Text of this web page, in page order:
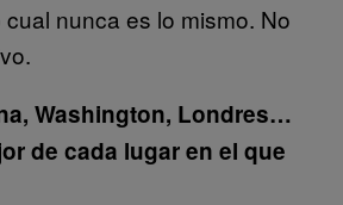
nunca es lo mismo. No
Washington, Londres…
de cada lugar en el que